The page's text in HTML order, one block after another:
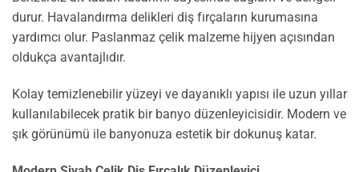
durur. Havalandırma delikleri diş fırçaların kurumasına
yardımcı olur. Paslanmaz çelik malzeme hijyen açısından
oldukça avantajlıdır.
Kolay temizlenebilir yüzeyi ve dayanıklı yapısı ile uzun yıllar
kullanılabilecek pratik bir banyo düzenleyicisidir. Modern ve
şık görünümü ile banyonuza estetik bir dokunuş katar.